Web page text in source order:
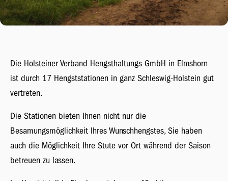
Die Holsteiner Verband Hengsthaltungs GmbH in Elmshorn
ist durch 17 Hengststationen in ganz Schleswig-Holstein gut
vertreten.
Die Stationen bieten Ihnen nicht nur die
Besamungsmöglichkeit Ihres Wunschhengstes, Sie haben
auch die Möglichkeit Ihre Stute vor Ort während der Saison
betreuen zu lassen.